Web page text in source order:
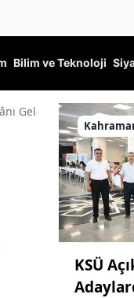
Bilim ve Teknoloji
Geldi
KSÜ